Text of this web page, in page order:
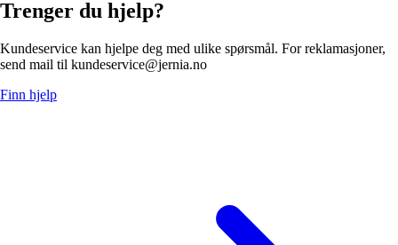
Trenger du hjelp?
Kundeservice kan hjelpe deg med ulike spørsmål. For reklamasjoner,
send mail til kundeservice@jernia.no
Finn hjelp